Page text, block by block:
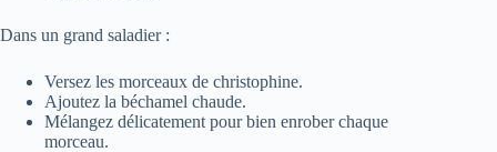
Dans un grand saladier :
Versez les morceaux de christophine.
Ajoutez la béchamel chaude.
Mélangez délicatement pour bien enrober chaque
morceau.